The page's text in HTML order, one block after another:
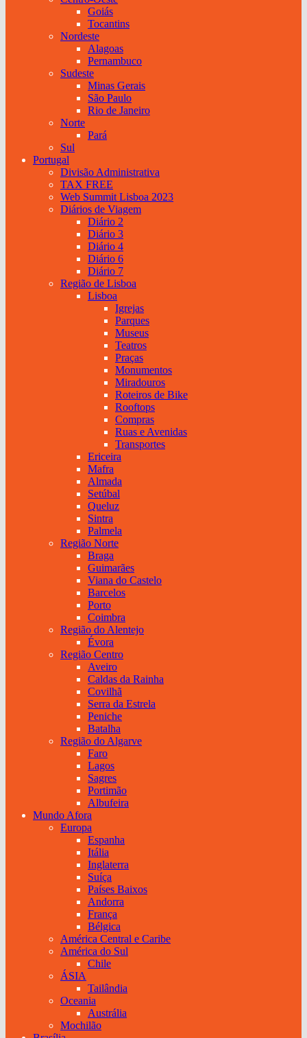
Goiás
Tocantins
Nordeste
Alagoas
Pernambuco
Sudeste
Minas Gerais
São Paulo
Rio de Janeiro
Norte
Pará
Sul
Portugal
Divisão Administrativa
TAX FREE
Web Summit Lisboa 2023
Diários de Viagem
Diário 2
Diário 3
Diário 4
Diário 6
Diário 7
Região de Lisboa
Lisboa
Igrejas
Parques
Museus
Teatros
Praças
Monumentos
Miradouros
Roteiros de Bike
Rooftops
Compras
Ruas e Avenidas
Transportes
Ericeira
Mafra
Almada
Setúbal
Queluz
Sintra
Palmela
Região Norte
Braga
Guimarães
Viana do Castelo
Barcelos
Porto
Coimbra
Região do Alentejo
Évora
Região Centro
Aveiro
Caldas da Rainha
Covilhã
Serra da Estrela
Peniche
Batalha
Região do Algarve
Faro
Lagos
Sagres
Portimão
Albufeira
Mundo Afora
Europa
Espanha
Itália
Inglaterra
Suíça
Países Baixos
Andorra
França
Bélgica
América Central e Caribe
América do Sul
Chile
ÁSIA
Tailândia
Oceania
Austrália
Mochilão